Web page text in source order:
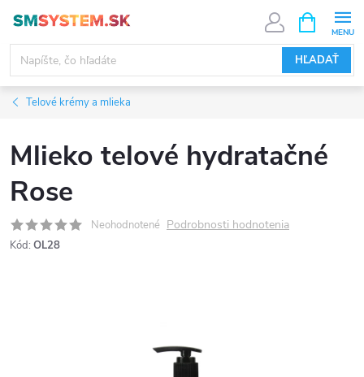
obsah
HĽADAŤ
KOŠÍK
Telové krémy a mlieka
Mlieko telové hydratačné
Rose
Neohodnotené Podrobnosti hodnotenia
Kód: OL28